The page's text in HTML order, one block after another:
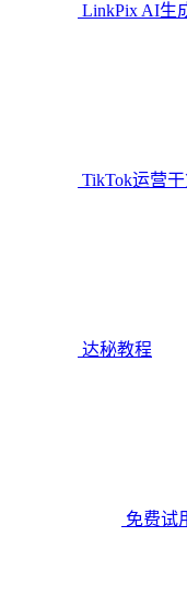
LinkPix AI生
TikTok运营
达秘教程
免费试